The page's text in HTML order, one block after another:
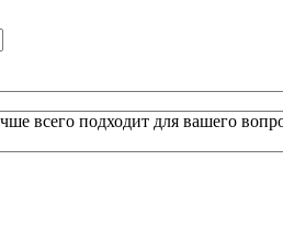
всего подходит для вашего